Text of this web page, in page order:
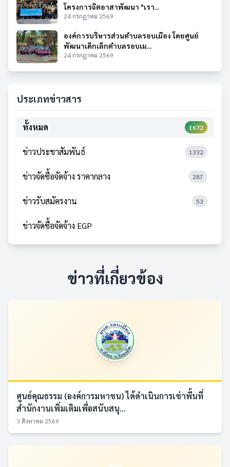
โครงการจิตอาสาพัฒนา "เรา...
24 กรกฎาคม 2569
องค์การบริหารส่วนตำบลรอบเมือง โดยศูนย์
พัฒนาเด็กเล็กตำบลรอบเม...
24 กรกฎาคม 2569
ประเภทข่าวสาร
ทั้งหมด 1672
ข่าวประชาสัมพันธ์ 1332
ข่าวจัดซื้อจัดจ้าง ราคากลาง 287
ข่าวรับสมัครงาน 53
ข่าวจัดซื้อจัดจ้าง EGP
ข่าวที่เกี่ยวข้อง
ศูนย์คุณธรรม (องค์การมหาชน) ได้ดำเนินการเช่าพื้นที่
สำนักงานเพิ่มเติมเพื่อสนับสนุ...
3 สิงหาคม 2569